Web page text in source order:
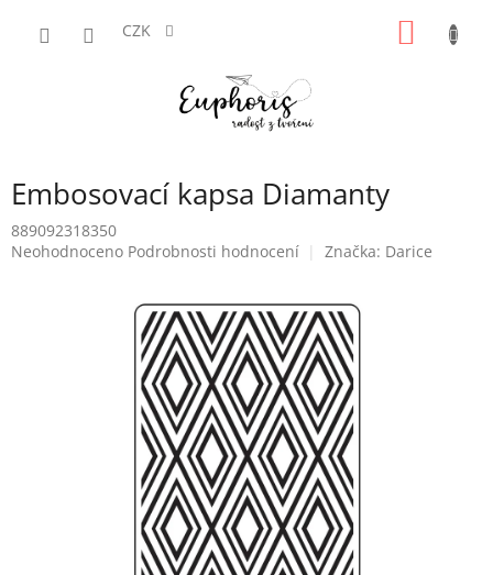
CZK
Embosovací kapsa Diamanty
889092318350
Průměrné
Neohodnoceno Podrobnosti hodnocení Značka: Darice